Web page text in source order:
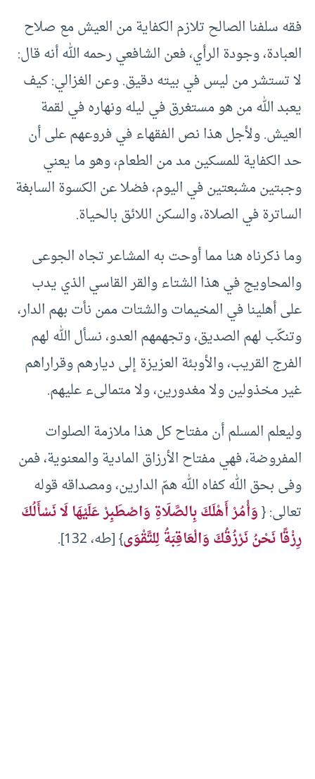
فقه سلفنا الصالح تلازم الكفاية من العيش مع صلاح
العبادة، وجودة الرأي، فعن الشافعي رحمه الله أنه قال:
لا تستشر من ليس في بيته دقيق. وعن الغزالي: كيف
يعبد الله من هو مستغرق في ليله ونهاره في لقمة
العيش. ولأجل هذا نص الفقهاء في فروعهم على أن
حد الكفاية للمسكين مد من الطعام، وهو ما يعني
وجبتين مشبعتين في اليوم، فضلا عن الكسوة السابغة
الساترة في الصلاة، والسكن اللائق بالحياة.
وما ذكرناه هنا مما أوحت به المشاعر تجاه الجوعى
والمحاويج في هذا الشتاء والقر القاسي الذي يدب
على أهلينا في المخيمات والشتات ممن نأت بهم الدار،
وتنكّب لهم الصديق، وتجهمهم العدو، نسأل الله لهم
الفرج القريب، والأوبئة العزيزة إلى ديارهم وقراراهم
غير مخذولين ولا مغدورين، ولا متمالىء عليهم.
وليعلم المسلم أن مفتاح كل هذا ملازمة الصلوات
المفروضة، فهي مفتاح الأرزاق المادية والمعنوية، فمن
وفى بحق الله كفاه الله همّ الدارين، ومصداقه قوله
تعالى: {وَأْمُرْ أَهْلَكَ بِالصَّلَاةِ وَاصْطَبِرْ عَلَيْهَا لَا نَسْأَلُكَ
رِزْقًا نَحْنُ نَرْزُقُكَ وَالْعَاقِبَةُ لِلتَّقْوَى} [طه، 132].